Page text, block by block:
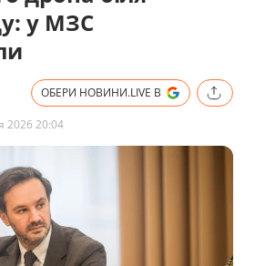
у МЗС
ОБЕРИ НОВИНИ.LIVE В
2026 20:04